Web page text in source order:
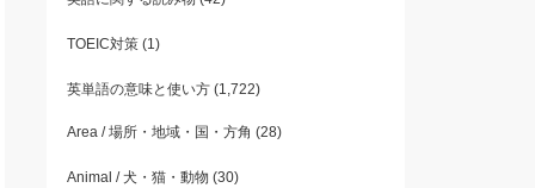
TOEIC対策(1)
英単語の意味と使い方(1,722)
Area / 場所・地域・国・方角 (28)
Animal / 犬・猫・動物 (30)